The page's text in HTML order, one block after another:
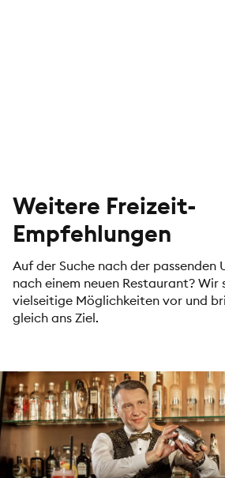
Weitere Freizeit-
Empfehlungen
Auf der Suche nach der
nach einem neuen Restaurant? Wir
vielseitige Möglichkeiten vor und
gleich ans Ziel.